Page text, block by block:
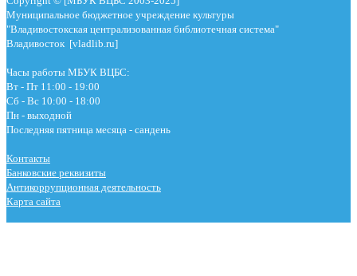
Муниципальное бюджетное учреждение культуры
"Владивостокская централизованная библиотечная система"
Владивосток [vladlib.ru]
Часы работы МБУК ВЦБС:
Вт - Пт 11:00 - 19:00
Сб - Вс 10:00 - 18:00
Пн - выходной
Последняя пятница месяца - сандень
Контакты
Банковские реквизиты
Антикоррупционная деятельность
Карта сайта